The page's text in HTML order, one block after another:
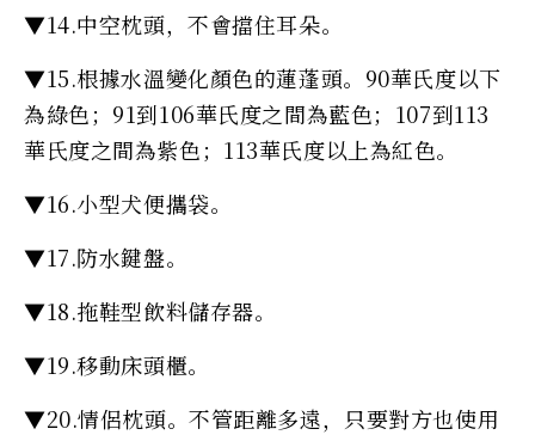
▼14.中空枕頭，不會擋住耳朵。
▼15.根據水溫變化顏色的蓮蓬頭。90華氏度以下
為綠色；91到106華氏度之間為藍色；107到113
華氏度之間為紫色；113華氏度以上為紅色。
▼16.小型犬便攜袋。
▼17.防水鍵盤。
▼18.拖鞋型飲料儲存器。
▼19.移動床頭櫃。
▼20.情侶枕頭。不管距離多遠，只要對方也使用